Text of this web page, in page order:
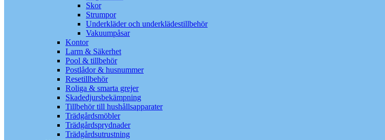
Skor
Strumpor
Underkläder och underklädestillbehör
Vakuumpåsar
Kontor
Larm & Säkerhet
Pool & tillbehör
Postlådor & husnummer
Resetillbehör
Roliga & smarta grejer
Skadedjursbekämpning
Tillbehör till hushållsapparater
Trädgårdsmöbler
Trädgårdsprydnader
Trädgårdsutrustning